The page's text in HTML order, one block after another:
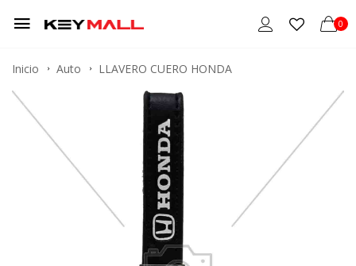
0
Inicio Auto LLAVERO CUERO HONDA